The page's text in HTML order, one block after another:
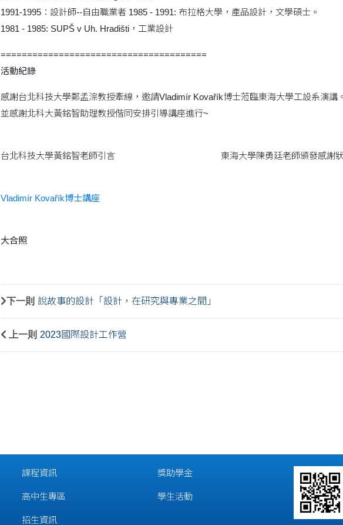
1991-1995：設計師--自由職業者 1985 - 1991: 布拉格大學，產品設計，文學碩士。
1981 - 1985: SUPŠ v Uh. Hradišti，工業設計
=======================================
活動紀錄
感謝台北科技大學鄭孟淙教授牽線，邀請Vladimír Kovařík博士蒞臨東海大學工設系演講
並感謝北科大黃銘智助理教授偕同安排引導講座進行~
台北科技大學黃銘智老師引言 東海大學陳勇廷老師頒發感謝
Vladimír Kovařík博士講座
大合照
下一則 說故事的設計「設計，在研究與專業之間」
上一則 2023國際設計工作營
課程資訊
高中生專區
招生資訊
獎助學金
學生活動